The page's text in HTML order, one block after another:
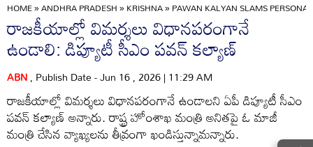
HOME»ANDHRA PRADESH»KRISHNA»PAWAN KALYAN SLAMS
రాజకీయాల్లో విమర్శలు విధానపరంగానే
ఉండాలి: డిప్యూటీ సీఎం పవన్ కల్యాణ్
ABN, Publish Date - Jun 16 , 2026 | 11:29 AM
రాజకీయాల్లో విమర్శలు విధానపరంగానే ఉండాలని ఏపీ డిప్యూటీ సీఎం
పవన్ కల్యాణ్ అన్నారు. రాష్ట్ర హోంశాఖ మంత్రి అనితపై ఓ మాజీ
మంత్రి చేసిన వ్యాఖ్యలను తీవ్రంగా ఖండిస్తున్నామన్నారు.